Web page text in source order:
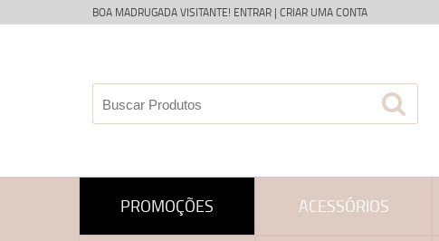
BOA MADRUGADA VISITANTE! ENTRAR | CRIAR UMA CONTA
PROMOÇÕES ACESSÓRIOS